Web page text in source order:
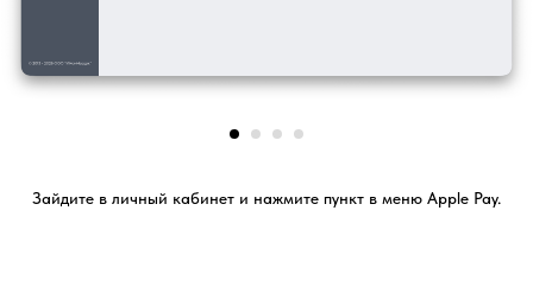
Зайдите в личный кабинет и нажмите пункт в меню Apple Pay.